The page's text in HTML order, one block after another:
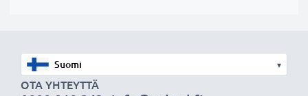
✔ Tekee sateenkaaren värit näkyvämmiksi
✔ Saa taivaan näyttämään sinisemmältä ja pilvet
▾
OTA YHTEYTTÄ